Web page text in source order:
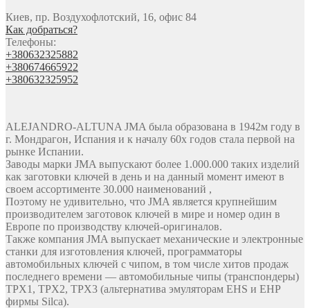
Киев, пр. Воздухофлотский, 16, офис 84
Как добраться?
Телефоны:
+380632325882
+380674665922
+380632325952
ALEJANDRO-ALTUNA JMA была образована в 1942м году в
г. Мондрагон, Испания и к началу 60х годов стала первой на
рынке Испании.
Заводы марки JMA выпускают более 1.000.000 таких изделий
как заготовки ключей в день и на данный момент имеют в
своем ассортименте 30.000 наименований ,
Поэтому не удивительно, что JMA является крупнейшим
производителем заготовок ключей в мире и номер один в
Европе по производству ключей-оригиналов.
Также компания JMA выпускает механические и электронные
станки для изготовления ключей, программаторы
автомобильных ключей с чипом, в том числе хитов продаж
последнего времени — автомобильные чипы (транспондеры)
TPX1, TPX2, TPX3 (альтернатива эмуляторам EHS и EHP
фирмы Silca).